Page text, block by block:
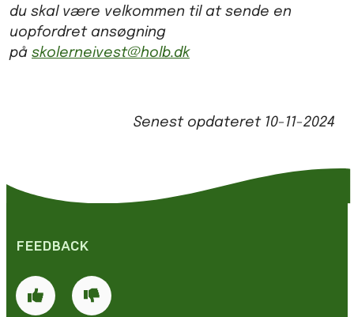
du skal være velkommen til at sende en
uopfordret ansøgning
på skolerneivest@holb.dk
Senest opdateret 10-11-2024
FEEDBACK